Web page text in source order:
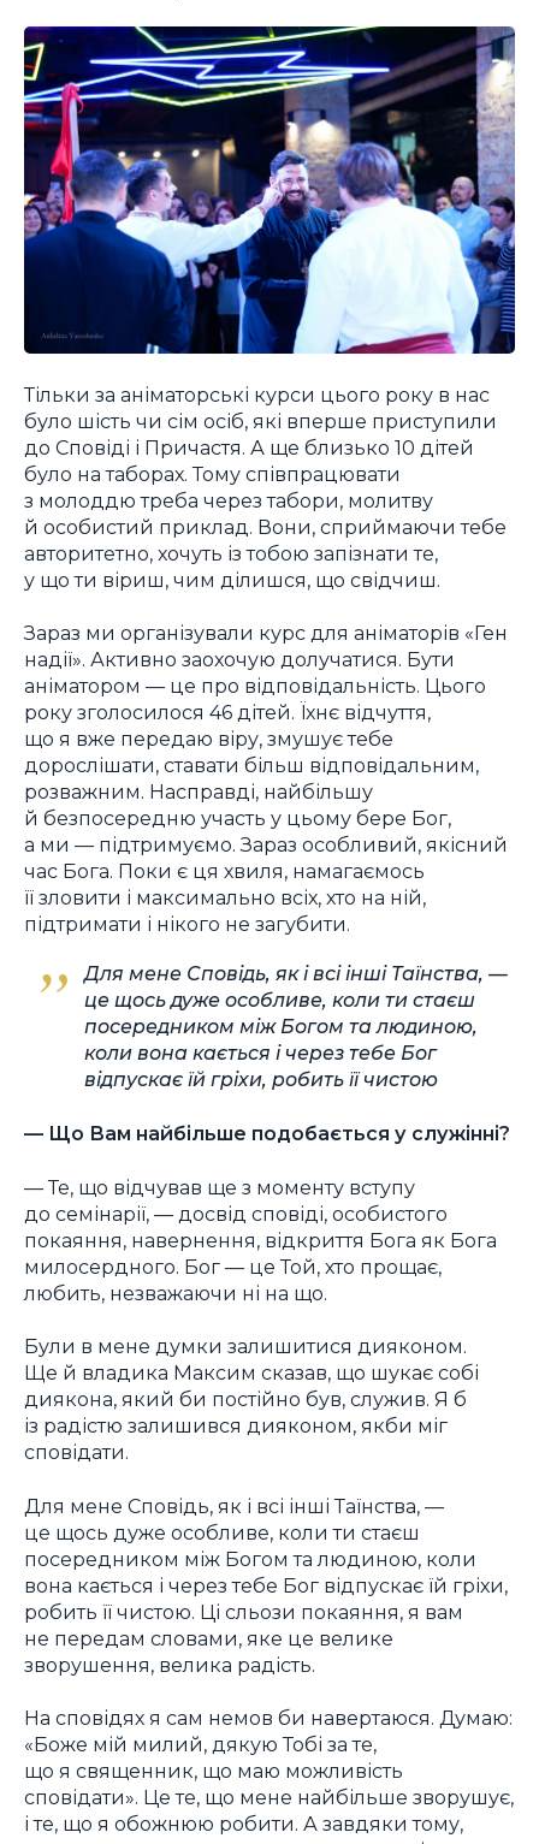
Тільки за аніматорські курси цього року в нас
було шість чи сім осіб, які вперше приступили
до Сповіді і Причастя. А ще близько 10 дітей
було на таборах. Тому співпрацювати
з молоддю треба через табори, молитву
й особистий приклад. Вони, сприймаючи тебе
авторитетно, хочуть із тобою запізнати те,
у що ти віриш, чим ділишся, що свідчиш.
Зараз ми організували курс для аніматорів «Ген
надії». Активно заохочую долучатися. Бути
аніматором — це про відповідальність. Цього
року зголосилося 46 дітей. Їхнє відчуття,
що я вже передаю віру, змушує тебе
дорослішати, ставати більш відповідальним,
розважним. Насправді, найбільшу
й безпосередню участь у цьому бере Бог,
а ми — підтримуємо. Зараз особливий, якісний
час Бога. Поки є ця хвиля, намагаємось
її зловити і максимально всіх, хто на ній,
підтримати і нікого не загубити.
Для мене Сповідь, як і всі інші Таїнства, —
це щось дуже особливе, коли ти стаєш
посередником між Богом та людиною,
коли вона кається і через тебе Бог
відпускає їй гріхи, робить її чистою
— Що Вам найбільше подобається у служінні?
— Те, що відчував ще з моменту вступу
до семінарії, — досвід сповіді, особистого
покаяння, навернення, відкриття Бога як Бога
милосердного. Бог — це Той, хто прощає,
любить, незважаючи ні на що.
Були в мене думки залишитися дияконом.
Ще й владика Максим сказав, що шукає собі
диякона, який би постійно був, служив. Я б
із радістю залишився дияконом, якби міг
сповідати.
Для мене Сповідь, як і всі інші Таїнства, —
це щось дуже особливе, коли ти стаєш
посередником між Богом та людиною, коли
вона кається і через тебе Бог відпускає їй гріхи,
робить її чистою. Ці сльози покаяння, я вам
не передам словами, яке це велике
зворушення, велика радість.
На сповідях я сам немов би навертаюся. Думаю:
«Боже мій милий, дякую Тобі за те,
що я священник, що маю можливість
сповідати». Це те, що мене найбільше зворушує,
і те, що я обожнюю робити. А завдяки тому,